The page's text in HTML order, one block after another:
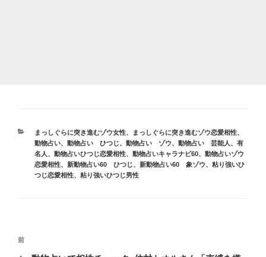
カ
テ
ゴ
リ
ー
まっしぐらに突き進むゾウ女性、 まっしぐらに突き進むゾウ恋愛相性、
動物占い、 動物占い ひつじ、 動物占い ゾウ、 動物占い 芸能人、有
名人 、 動物占いひつじ恋愛相性、 動物占いキャラナビ60、 動物占いゾウ
恋愛相性、 新動物占い60 ひつじ、 新動物占い60 象ゾウ、 粘り強いひ
つじ恋愛相性、 粘り強いひつじ男性
投
前
前